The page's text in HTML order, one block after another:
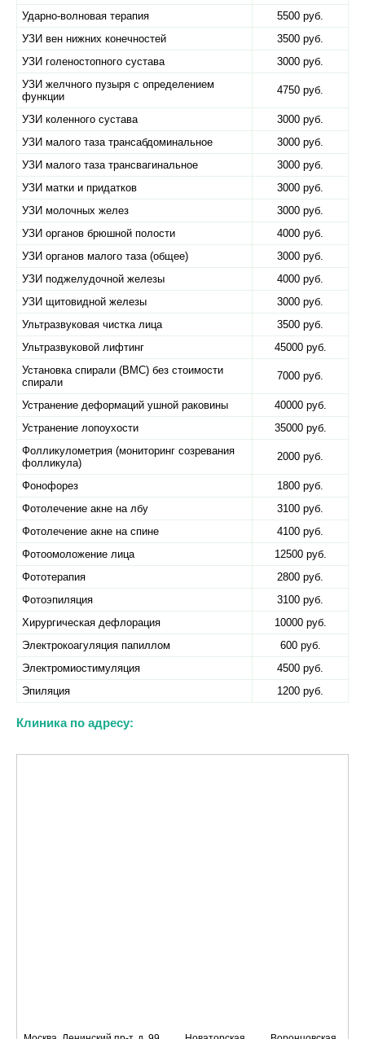
Ударно-волновая терапия
5500 руб.
УЗИ вен нижних конечностей
3500 руб.
УЗИ голеностопного сустава
3000 руб.
УЗИ желчного пузыря с определением
функции
4750 руб.
УЗИ коленного сустава
3000 руб.
УЗИ малого таза трансабдоминальное
3000 руб.
УЗИ малого таза трансвагинальное
3000 руб.
УЗИ матки и придатков
3000 руб.
УЗИ молочных желез
3000 руб.
УЗИ органов брюшной полости
4000 руб.
УЗИ органов малого таза (общее)
3000 руб.
УЗИ поджелудочной железы
4000 руб.
УЗИ щитовидной железы
3000 руб.
Ультразвуковая чистка лица
3500 руб.
Ультразвуковой лифтинг
45000 руб.
Установка спирали (ВМС) без стоимости
спирали
7000 руб.
Устранение деформаций ушной раковины
40000 руб.
Устранение лопоухости
35000 руб.
Фолликулометрия (мониторинг созревания
фолликула)
2000 руб.
Фонофорез
1800 руб.
Фотолечение акне на лбу
3100 руб.
Фотолечение акне на спине
4100 руб.
Фотоомоложение лица
12500 руб.
Фототерапия
2800 руб.
Фотоэпиляция
3100 руб.
Хирургическая дефлорация
10000 руб.
Электрокоагуляция папиллом
600 руб.
Электромиостимуляция
4500 руб.
Эпиляция
1200 руб.
Клиника по адресу: